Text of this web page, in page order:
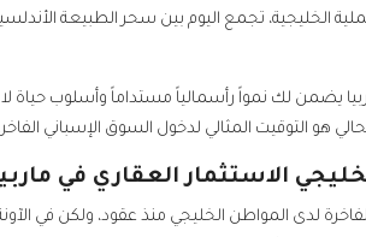
الخليجية، تجمع اليوم بين سحر الطبيعة
يضمن لك نمواً رأسمالياً مستداماً وأسلوب حياة
هو التوقيت المثالي لدخول السوق الإسباني الفاخر.
الاستثمار العقاري في
لدى المواطن الخليجي منذ عقود، ولكن في